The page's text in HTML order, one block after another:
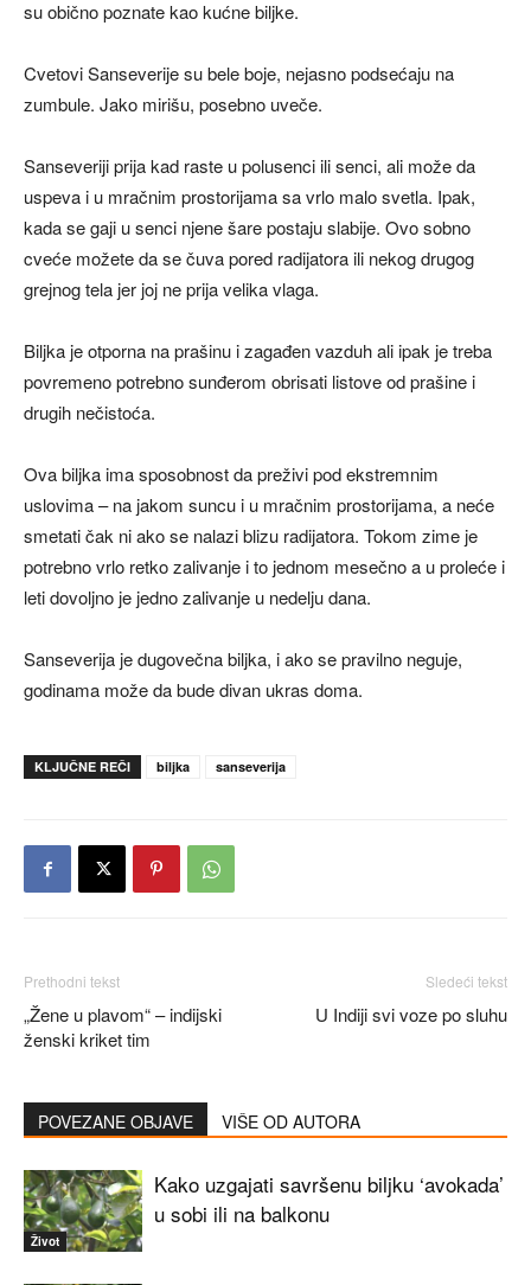
su obično poznate kao kućne biljke.
Cvetovi Sanseverije su bele boje, nejasno podsećaju na
zumbule. Jako mirišu, posebno uveče.
Sanseveriji prija kad raste u polusenci ili senci, ali može da
uspeva i u mračnim prostorijama sa vrlo malo svetla. Ipak,
kada se gaji u senci njene šare postaju slabije. Ovo sobno
cveće možete da se čuva pored radijatora ili nekog drugog
grejnog tela jer joj ne prija velika vlaga.
Biljka je otporna na prašinu i zagađen vazduh ali ipak je treba
povremeno potrebno sunđerom obrisati listove od prašine i
drugih nečistoća.
Ova biljka ima sposobnost da preživi pod ekstremnim
uslovima – na jakom suncu i u mračnim prostorijama, a neće
smetati čak ni ako se nalazi blizu radijatora. Tokom zime je
potrebno vrlo retko zalivanje i to jednom mesečno a u proleće i
leti dovoljno je jedno zalivanje u nedelju dana.
Sanseverija je dugovečna biljka, i ako se pravilno neguje,
godinama može da bude divan ukras doma.
KLJUČNE REČI biljka sanseverija
Prethodni tekst
„Žene u plavom“ – indijski
ženski kriket tim
Sledeći tekst
U Indiji svi voze po sluhu
POVEZANE OBJAVE VIŠE OD AUTORA
Život
Kako uzgajati savršenu biljku ‘avokada’
u sobi ili na balkonu